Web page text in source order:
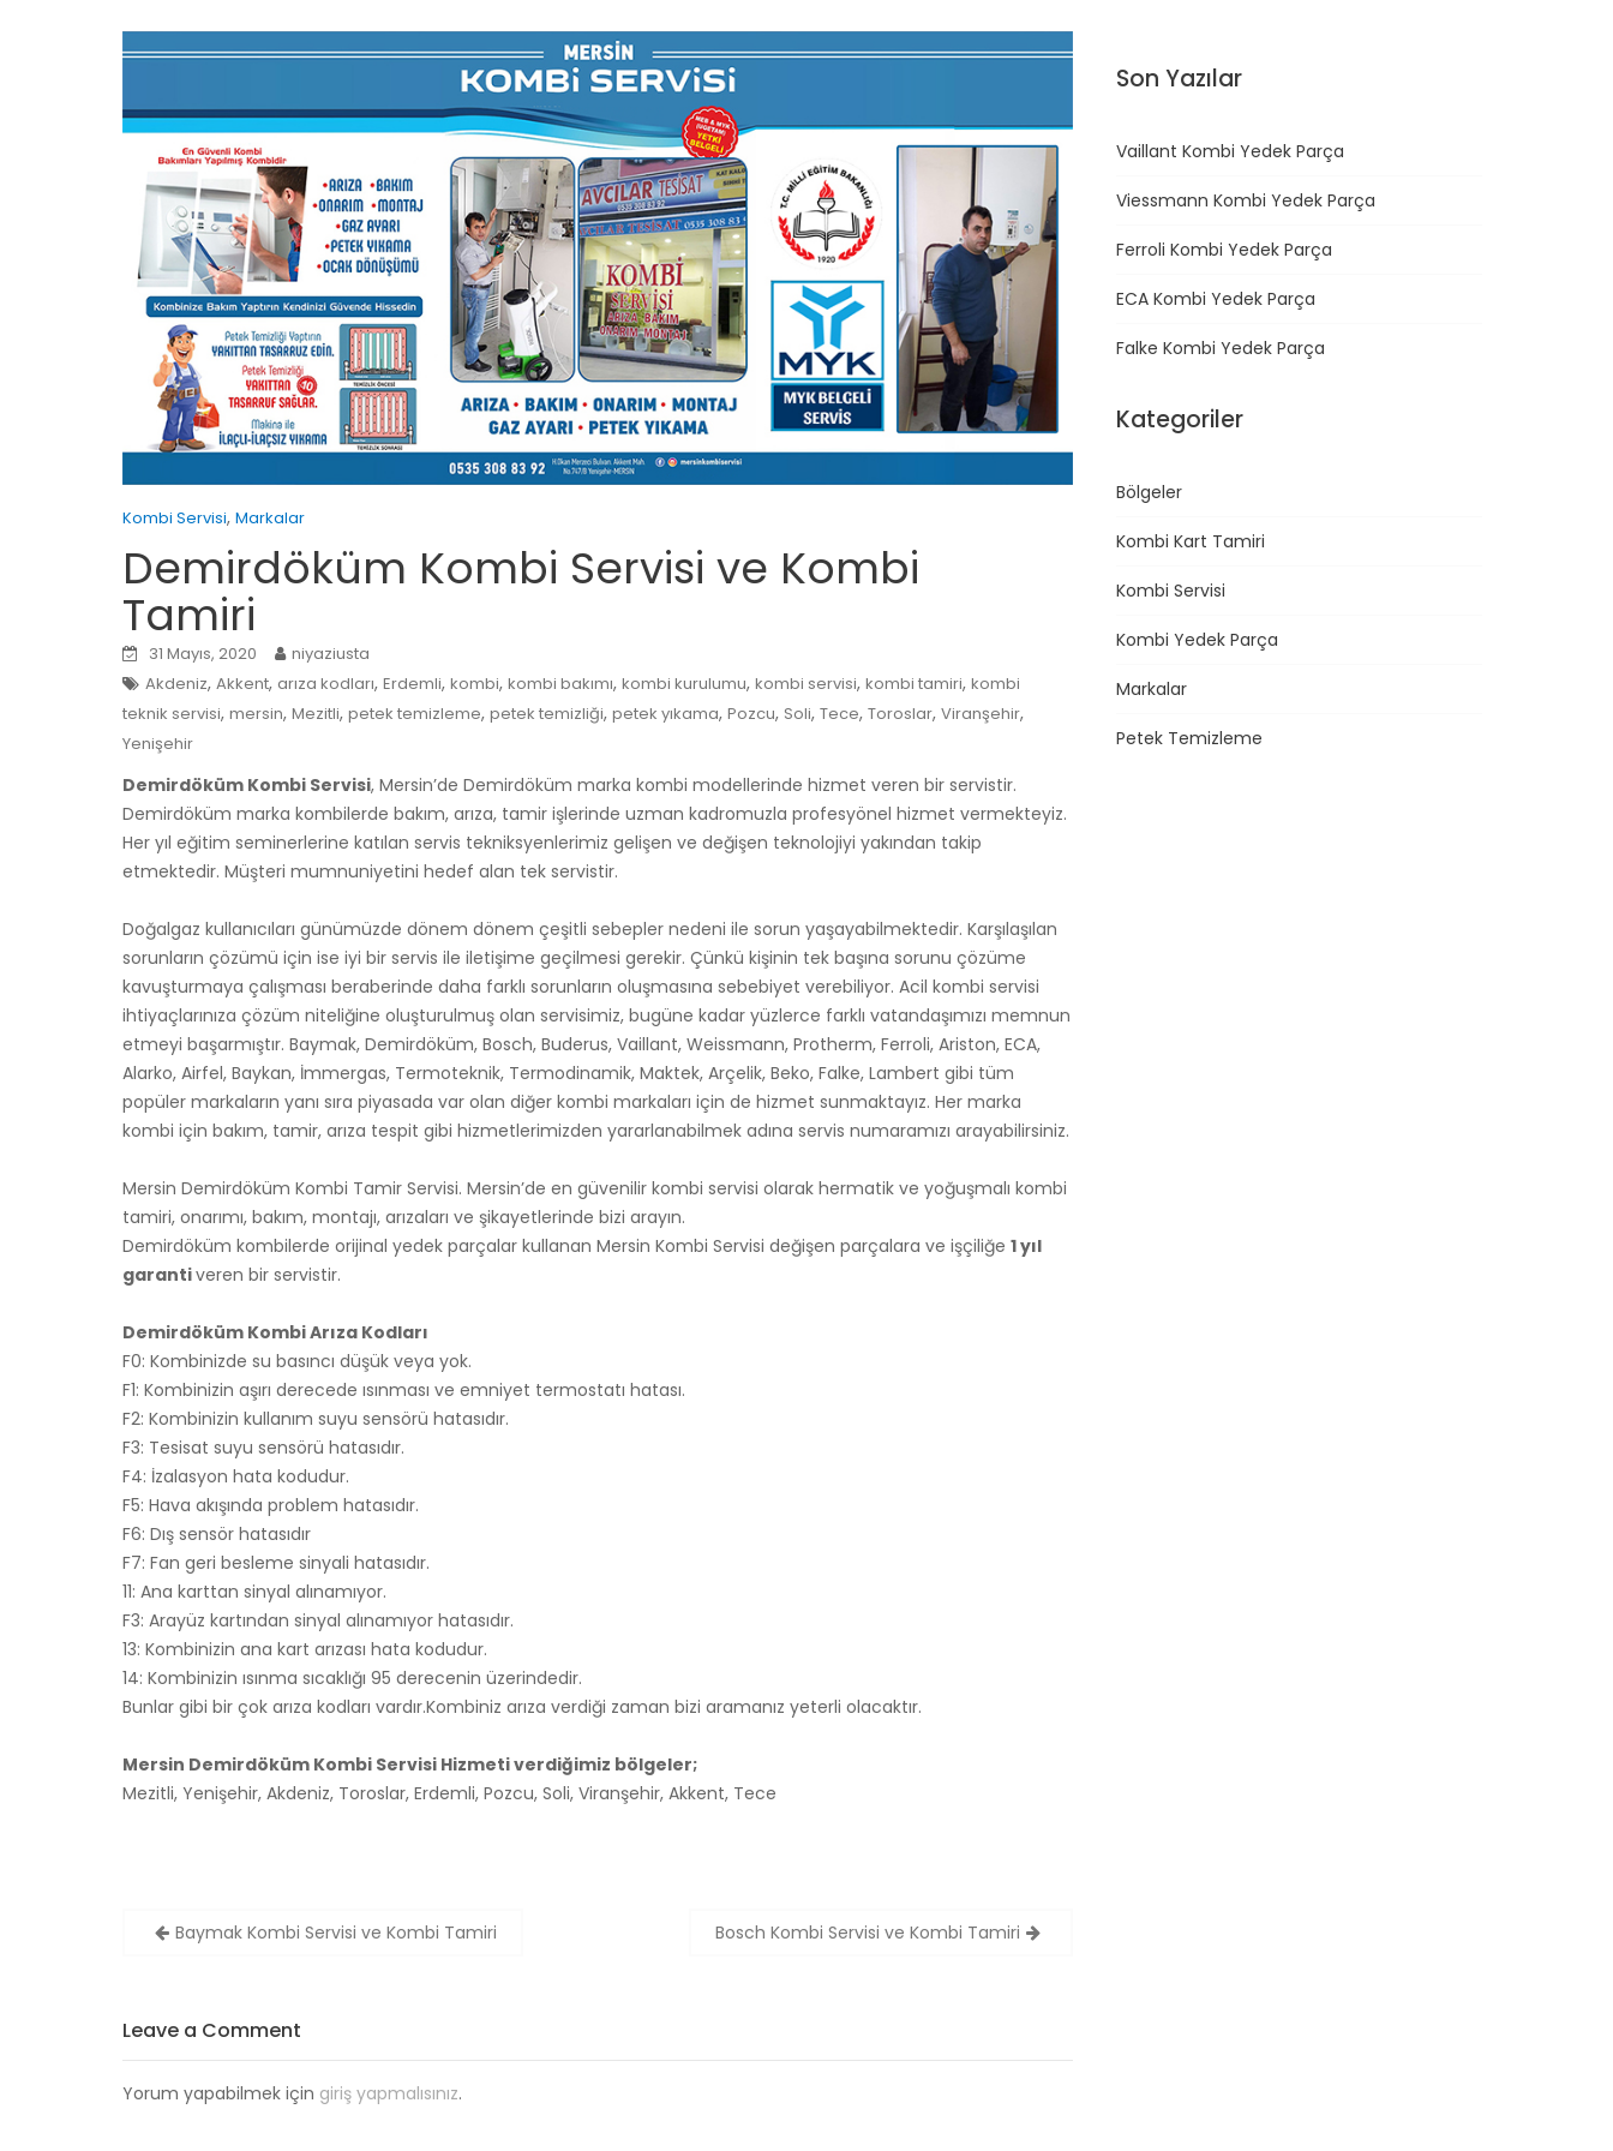
Kombi Servisi, Markalar
Demirdöküm Kombi Servisi ve Kombi
Tamiri
31 Mayıs, 2020
niyaziusta
Akdeniz, Akkent, arıza kodları, Erdemli, kombi, kombi bakımı, kombi kurulumu, kombi servisi, kombi tamiri, kombi
teknik servisi, mersin, Mezitli, petek temizleme, petek temizliği, petek yıkama, Pozcu, Soli, Tece, Toroslar, Viranşehir,
Yenişehir
Demirdöküm Kombi Servisi, Mersin’de Demirdöküm marka kombi modellerinde hizmet veren bir servistir.
Demirdöküm marka kombilerde bakım, arıza, tamir işlerinde uzman kadromuzla profesyönel hizmet vermekteyiz.
Her yıl eğitim seminerlerine katılan servis tekniksyenlerimiz gelişen ve değişen teknolojiyi yakından takip
etmektedir. Müşteri mumnuniyetini hedef alan tek servistir.
Doğalgaz kullanıcıları günümüzde dönem dönem çeşitli sebepler nedeni ile sorun yaşayabilmektedir. Karşılaşılan
sorunların çözümü için ise iyi bir servis ile iletişime geçilmesi gerekir. Çünkü kişinin tek başına sorunu çözüme
kavuşturmaya çalışması beraberinde daha farklı sorunların oluşmasına sebebiyet verebiliyor. Acil kombi servisi
ihtiyaçlarınıza çözüm niteliğine oluşturulmuş olan servisimiz, bugüne kadar yüzlerce farklı vatandaşımızı memnun
etmeyi başarmıştır. Baymak, Demirdöküm, Bosch, Buderus, Vaillant, Weissmann, Protherm, Ferroli, Ariston, ECA,
Alarko, Airfel, Baykan, İmmergas, Termoteknik, Termodinamik, Maktek, Arçelik, Beko, Falke, Lambert gibi tüm
popüler markaların yanı sıra piyasada var olan diğer kombi markaları için de hizmet sunmaktayız. Her marka
kombi için bakım, tamir, arıza tespit gibi hizmetlerimizden yararlanabilmek adına servis numaramızı arayabilirsiniz.
Mersin Demirdöküm Kombi Tamir Servisi. Mersin’de en güvenilir kombi servisi olarak hermatik ve yoğuşmalı kombi
tamiri, onarımı, bakım, montajı, arızaları ve şikayetlerinde bizi arayın.
Demirdöküm kombilerde orijinal yedek parçalar kullanan Mersin Kombi Servisi değişen parçalara ve işçiliğe 1 yıl
garantiveren bir servistir.
Demirdöküm Kombi Arıza Kodları
F0: Kombinizde su basıncı düşük veya yok.
F1: Kombinizin aşırı derecede ısınması ve emniyet termostatı hatası.
F2: Kombinizin kullanım suyu sensörü hatasıdır.
F3: Tesisat suyu sensörü hatasıdır.
F4: İzalasyon hata kodudur.
F5: Hava akışında problem hatasıdır.
F6: Dış sensör hatasıdır
F7: Fan geri besleme sinyali hatasıdır.
11: Ana karttan sinyal alınamıyor.
F3: Arayüz kartından sinyal alınamıyor hatasıdır.
13: Kombinizin ana kart arızası hata kodudur.
14: Kombinizin ısınma sıcaklığı 95 derecenin üzerindedir.
Bunlar gibi bir çok arıza kodları vardır.Kombiniz arıza verdiği zaman bizi aramanız yeterli olacaktır.
Mersin Demirdöküm Kombi Servisi Hizmeti verdiğimiz bölgeler;
Mezitli, Yenişehir, Akdeniz, Toroslar, Erdemli, Pozcu, Soli, Viranşehir, Akkent, Tece
z
ı
d
Baymak Kombi Servisi ve Kombi Tamiri Bosch Kombi Servisi ve Kombi Tamiri
Leave a Comment
Yorum yapabilmek için giriş yapmalısınız.
Son Yazılar
Vaillant Kombi Yedek Parça
Viessmann Kombi Yedek Parça
Ferroli Kombi Yedek Parça
ECA Kombi Yedek Parça
Falke Kombi Yedek Parça
Kategoriler
Bölgeler
Kombi Kart Tamiri
Kombi Servisi
Kombi Yedek Parça
Markalar
Petek Temizleme